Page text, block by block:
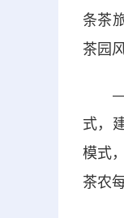
条茶
茶园
——
式，
模式
茶农